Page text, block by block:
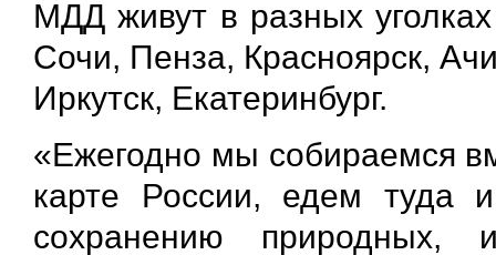
МДД живут в разных
Сочи, Пенза, Красноярск,
Иркутск, Екатеринбург.
«Ежегодно мы собираемся
карте России, едем туда
сохранению природных,